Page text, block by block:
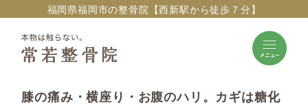
福岡県福岡市の整骨院【西新駅から徒歩７分】
膝の痛み・横座り・お腹のハリ。カギは糖化